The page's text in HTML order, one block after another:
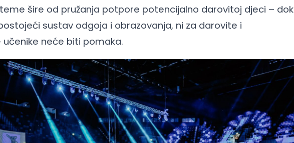
šire od pružanja potpore potencijalno darovitoj djeci – dok
sustav odgoja i obrazovanja, ni za darovite i
neće biti pomaka.